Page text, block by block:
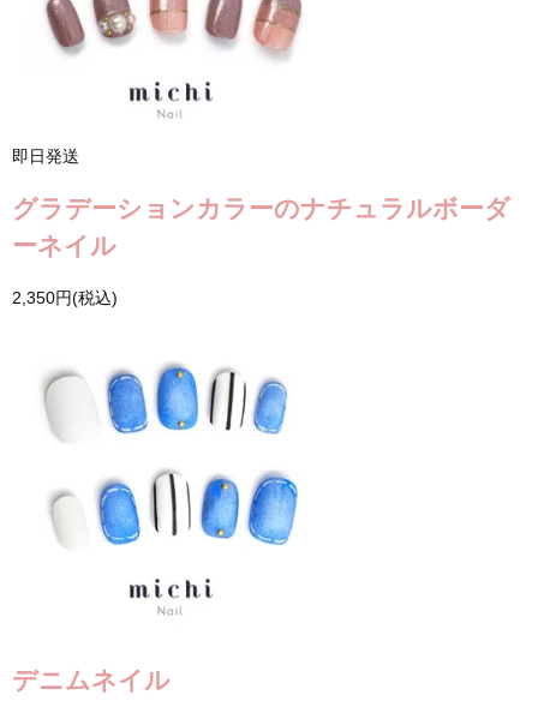
即日発送
グラデーションカラーのナチュラルボーダ
ーネイル
2,350円(税込)
デニムネイル